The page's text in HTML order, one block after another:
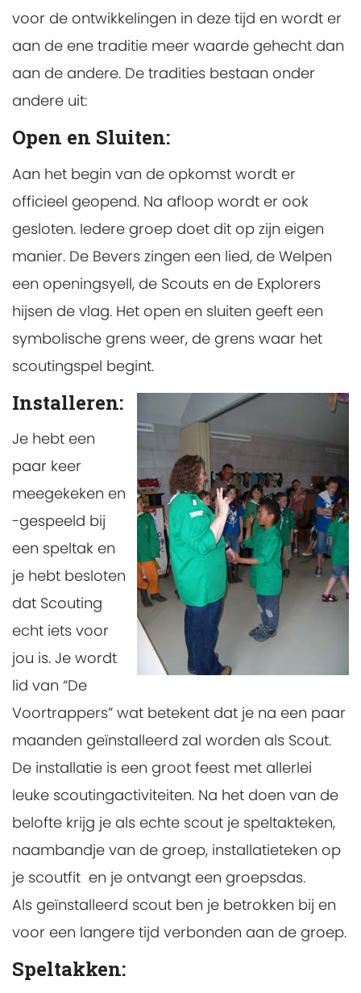
voor de ontwikkelingen in deze tijd en wordt er
aan de ene traditie meer waarde gehecht dan
aan de andere. De tradities bestaan onder
andere uit:
Open en Sluiten:
Aan het begin van de opkomst wordt er
officieel geopend. Na afloop wordt er ook
gesloten. Iedere groep doet dit op zijn eigen
manier. De Bevers zingen een lied, de Welpen
een openingsyell, de Scouts en de Explorers
hijsen de vlag. Het open en sluiten geeft een
symbolische grens weer, de grens waar het
scoutingspel begint.
Installeren:
Je hebt een
paar keer
meegekeken en
-gespeeld bij
een speltak en
je hebt besloten
dat Scouting
echt iets voor
jou is. Je wordt
lid van “De
Voortrappers” wat betekent dat je na een paar
maanden geïnstalleerd zal worden als Scout.
De installatie is een groot feest met allerlei
leuke scoutingactiviteiten. Na het doen van de
belofte krijg je als echte scout je speltakteken,
naambandje van de groep, installatieteken op
je scoutfit en je ontvangt een groepsdas.
Als geïnstalleerd scout ben je betrokken bij en
voor een langere tijd verbonden aan de groep.
Speltakken: